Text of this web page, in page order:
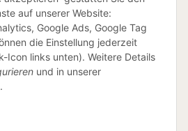
auf unserer Website:
Google Ads, Google Tag
die Einstellung jederzeit
Icon links unten). Weitere Details
und in unserer
.